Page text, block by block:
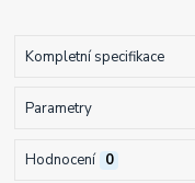
Kompletní specifikace
Parametry
Hodnocení 0